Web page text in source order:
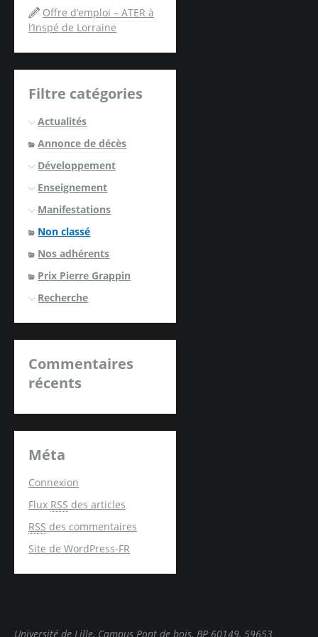
Offre d’emploi – ATER à
l’Inspé de Lorraine
Filtre catégories
Actualités
Annonce de décès
Développement
Enseignement
Manifestations
Non classé
Nos adhérents
Prix Pierre Grappin
Recherche
Commentaires
récents
Méta
Connexion
Flux RSS des articles
RSS des commentaires
Site de WordPress-FR
Université de Lille, Campus Pont de bois, BP 60149, 59653